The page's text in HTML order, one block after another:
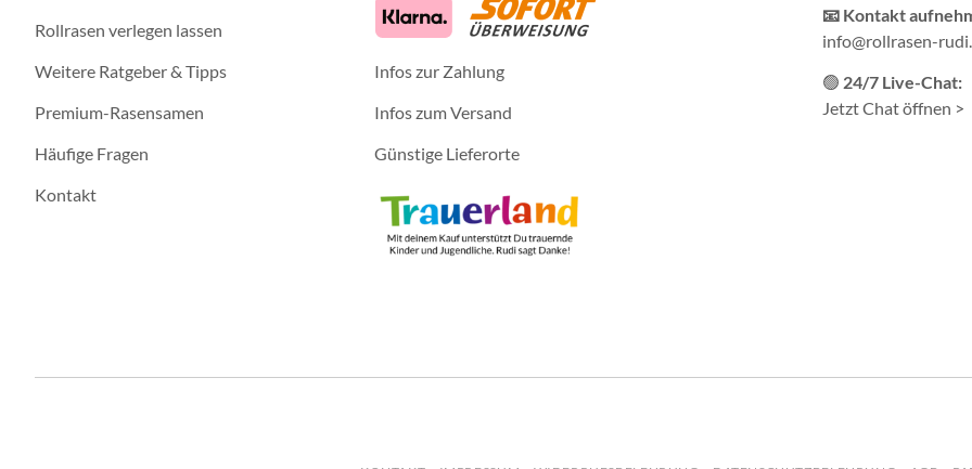
Rollrasen verlegen lassen
Weitere Ratgeber & Tipps
Premium-Rasensamen
Häufige Fragen
Kontakt
Infos zur Zahlung
Infos zum Versand
Günstige Lieferorte
📧 Kontakt
info@rollrasen-
🟢 24/7 Live-Chat:
Jetzt Chat öffnen >